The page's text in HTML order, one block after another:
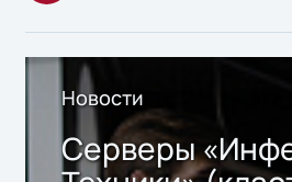
Новости
Серверы